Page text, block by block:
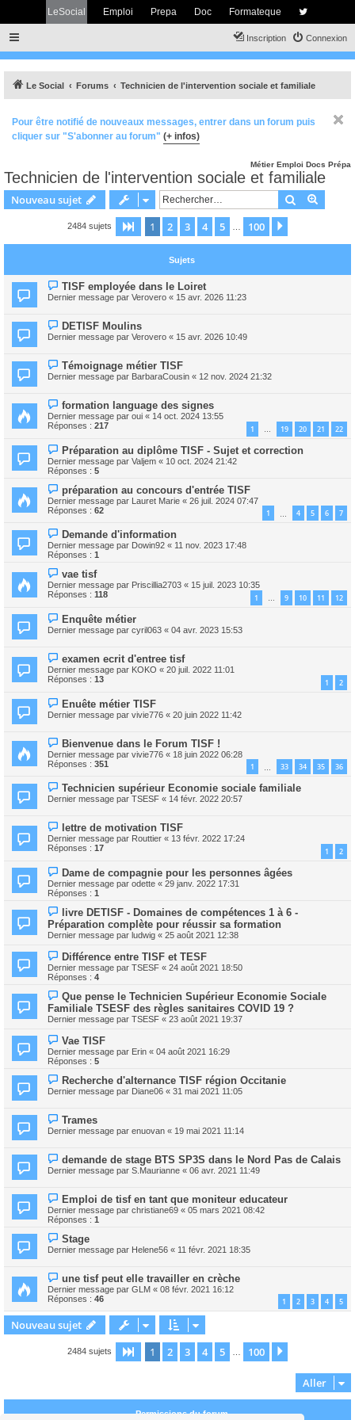
LeSocial Emploi Prepa Doc Formateque
Connexion
Inscription
Le Social Forums Technicien de l'intervention sociale et familiale
Pour être notifié de nouveaux messages, entrer dans un forum puis
cliquer sur "S'abonner au forum" (+ infos)
Métier Emploi Docs Prépa
Technicien de l'intervention sociale et familiale
Nouveau sujet Rechercher
2484 sujets Page 1sur100
1 2 3 4 5 100
Sujets
TISF employée dans le Loiret
Dernier message par Verovero « 15 avr. 2026 11:23
DETISF Moulins
Dernier message par Verovero « 15 avr. 2026 10:49
Témoignage métier TISF
Dernier message par BarbaraCousin « 12 nov. 2024 21:32
formation language des signes
Dernier message par oui « 14 oct. 2024 13:55
Réponses : 217 1 … 19 20 21 22
Préparation au diplôme TISF - Sujet et correction
Dernier message par Valjem « 10 oct. 2024 21:42
Réponses : 5
préparation au concours d'entrée TISF
Dernier message par Lauret Marie « 26 juil. 2024 07:47
Réponses : 62 1 4 5 6 7
Demande d'information
Dernier message par Dowin92 « 11 nov. 2023 17:48
Réponses : 1
vae tisf
Dernier message par Priscillia2703 « 15 juil. 2023 10:35
Réponses : 118 1 … 9 10 11 12
Enquête métier
Dernier message par cyril063 « 04 avr. 2023 15:53
examen ecrit d'entree tisf
Dernier message par KOKO « 20 juil. 2022 11:01
Réponses : 13 1 2
Enuête métier TISF
Dernier message par vivie776 « 20 juin 2022 11:42
Bienvenue dans le Forum TISF !
Dernier message par vivie776 « 18 juin 2022 06:28
Réponses : 351 1 33 34 35 36
Technicien supérieur Economie sociale familiale
Dernier message par TSESF « 14 févr. 2022 20:57
lettre de motivation TISF
Dernier message par Routtier « 13 févr. 2022 17:24
Réponses : 17 1 2
Dame de compagnie pour les personnes âgées
Dernier message par odette « 29 janv. 2022 17:31
Réponses : 1
livre DETISF - Domaines de compétences 1 à 6 -
Préparation complète pour réussir sa formation
Dernier message par ludwig « 25 août 2021 12:38
Différence entre TISF et TESF
Dernier message par TSESF « 24 août 2021 18:50
Réponses : 4
Que pense le Technicien Supérieur Economie Sociale
Familiale TSESF des règles sanitaires COVID 19 ?
Dernier message par TSESF « 23 août 2021 19:37
Vae TISF
Dernier message par Erin « 04 août 2021 16:29
Réponses : 5
Recherche d'alternance TISF région Occitanie
Dernier message par Diane06 « 31 mai 2021 11:05
Trames
Dernier message par enuovan « 19 mai 2021 11:14
demande de stage BTS SP3S dans le Nord Pas de Calais
Dernier message par S.Maurianne « 06 avr. 2021 11:49
Emploi de tisf en tant que moniteur educateur
Dernier message par christiane69 « 05 mars 2021 08:42
Réponses : 1
Stage
Dernier message par Helene56 « 11 févr. 2021 18:35
une tisf peut elle travailler en crèche
Dernier message par GLM « 08 févr. 2021 16:12
Réponses : 46 1 2 3 4 5
Nouveau sujet
2484 sujets Page 1sur100
1 2 3 4 5 … 100
Aller
Permissions du forum